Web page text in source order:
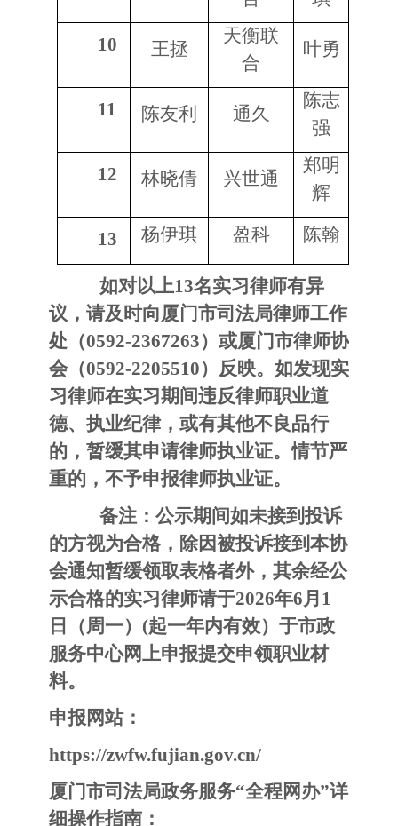
10 王拯
天衡联
合
叶勇
11 陈友利 通久
陈志
强
12 林晓倩 兴世通
郑明
辉
13 杨伊琪 盈科 陈翰
如对以上13名实习律师有异
议，请及时向厦门市司法局律师工作
处（0592-2367263）或厦门市律师协
会（0592-2205510）反映。如发现实
习律师在实习期间违反律师职业道
德、执业纪律，或有其他不良品行
的，暂缓其申请律师执业证。情节严
重的，不予申报律师执业证。
备注：公示期间如未接到投诉
的方视为合格，除因被投诉接到本协
会通知暂缓领取表格者外，其余经公
示合格的实习律师请于2026年6月1
日（周一）(起一年内有效）于市政
服务中心网上申报提交申领职业材
料。
申报网站：
https://zwfw.fujian.gov.cn/
厦门市司法局政务服务“全程网办”详
细操作指南：